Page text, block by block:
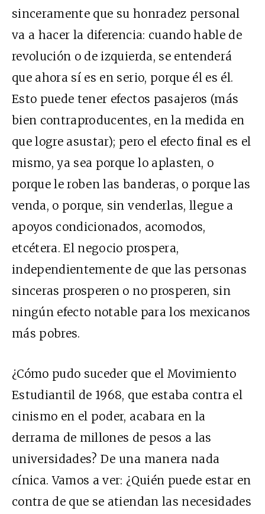
sinceramente que su honradez personal
va a hacer la diferencia: cuando hable de
revolución o de izquierda, se entenderá
que ahora sí es en serio, porque él es él.
Esto puede tener efectos pasajeros (más
bien contraproducentes, en la medida en
que logre asustar); pero el efecto final es el
mismo, ya sea porque lo aplasten, o
porque le roben las banderas, o porque las
venda, o porque, sin venderlas, llegue a
apoyos condicionados, acomodos,
etcétera. El negocio prospera,
independientemente de que las personas
sinceras prosperen o no prosperen, sin
ningún efecto notable para los mexicanos
más pobres.
¿Cómo pudo suceder que el Movimiento
Estudiantil de 1968, que estaba contra el
cinismo en el poder, acabara en la
derrama de millones de pesos a las
universidades? De una manera nada
cínica. Vamos a ver: ¿Quién puede estar en
contra de que se atiendan las necesidades